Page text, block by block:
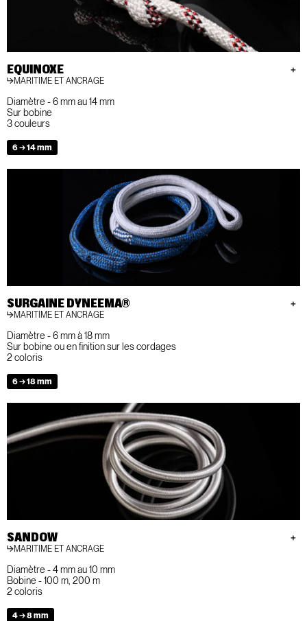
EQUINOXE
MARITIME ET ANCRAGE
Diamètre - 6 mm au 14 mm
Sur bobine
3 couleurs
6 → 14 mm
SURGAINE DYNEEMA®
MARITIME ET ANCRAGE
Diamètre - 6 mm à 18 mm
Sur bobine ou en finition sur les cordages
2 coloris
6 → 18 mm
SANDOW
MARITIME ET ANCRAGE
Diamètre - 4 mm au 10 mm
Bobine - 100 m, 200 m
2 coloris
4 → 8 mm